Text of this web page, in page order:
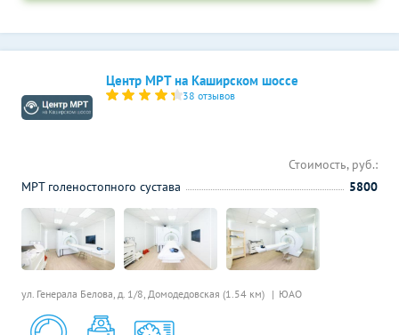
Центр МРТ на Каширском шоссе
38 отзывов
ул. Генерала Белова, д. 1/8, Домодедовская (1.54 км) ЮАО
Стоимость, руб.:
МРТ голеностопного сустава
5800